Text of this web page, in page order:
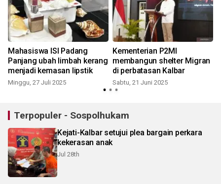
Mahasiswa ISI Padang
Panjang ubah limbah kerang
menjadi kemasan lipstik
Minggu, 27 Juli 2025
Kementerian P2MI
membangun shelter Migran
di perbatasan Kalbar
Sabtu, 21 Juni 2025
Terpopuler - Sospolhukam
Kejati-Kalbar setujui plea bargain perkara
kekerasan anak
Jul 28th